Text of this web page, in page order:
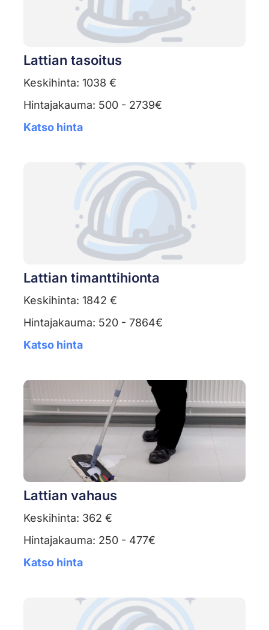
Lattian tasoitus
Keskihinta: 1038 €
Hintajakauma: 500 - 2739€
Katso hinta
Lattian timanttihionta
Keskihinta: 1842 €
Hintajakauma: 520 - 7864€
Katso hinta
Lattian vahaus
Keskihinta: 362 €
Hintajakauma: 250 - 477€
Katso hinta